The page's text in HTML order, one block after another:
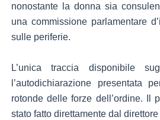
nonostante la donna sia
una commissione parlamentare
sulle periferie.
L’unica traccia disponibile
l’autodichiarazione presentata
rotonde delle forze dell’ordine. Il
stato fatto direttamente dal